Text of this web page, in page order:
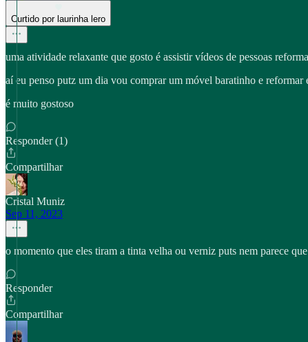
Curtido por laurinha lero
uma atividade relaxante que gosto é assistir vídeos de pessoas
aí eu penso putz um dia vou comprar um móvel baratinho e reformar
é muito gostoso
Responder (1)
Compartilhar
Cristal Muniz
Sep 11, 2023
o momento que eles tiram a tinta velha ou verniz puts nem parece
Responder
Compartilhar